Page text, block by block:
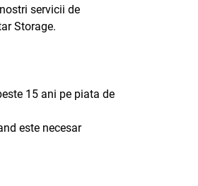
servicii de
Storage.
15 ani pe piata de
este necesar